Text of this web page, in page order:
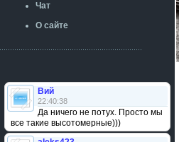
Чат
О сайте
Вий
22:40:38
Да ничего не потух. Просто мы
все такие высотомерные)))